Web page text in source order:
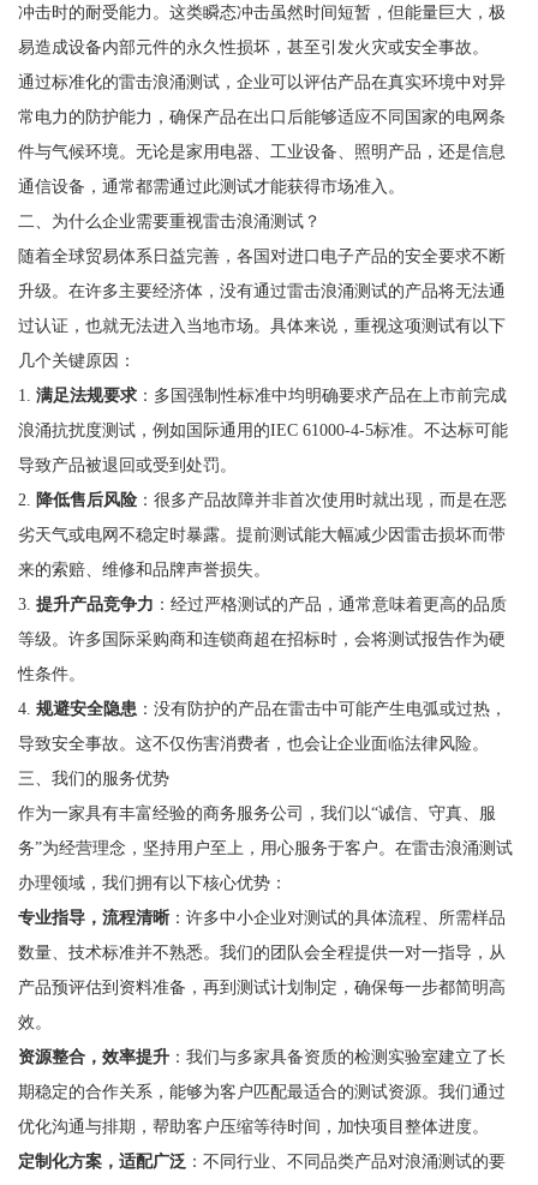
冲击时的耐受能力。这类瞬态冲击虽然时间短暂，但能量巨大，极
易造成设备内部元件的永久性损坏，甚至引发火灾或安全事故。
通过标准化的雷击浪涌测试，企业可以评估产品在真实环境中对异
常电力的防护能力，确保产品在出口后能够适应不同国家的电网条
件与气候环境。无论是家用电器、工业设备、照明产品，还是信息
通信设备，通常都需通过此测试才能获得市场准入。
二、为什么企业需要重视雷击浪涌测试？
随着全球贸易体系日益完善，各国对进口电子产品的安全要求不断
升级。在许多主要经济体，没有通过雷击浪涌测试的产品将无法通
过认证，也就无法进入当地市场。具体来说，重视这项测试有以下
几个关键原因：
1. 满足法规要求：多国强制性标准中均明确要求产品在上市前完成
浪涌抗扰度测试，例如国际通用的IEC 61000-4-5标准。不达标可能
导致产品被退回或受到处罚。
2.
降低售后风险：很多产品故障并非首次使用时就出现，而是在恶
劣天气或电网不稳定时暴露。提前测试能大幅减少因雷击损坏而带
来的索赔、维修和品牌声誉损失。
3. 提升产品竞争力 ：经过严格测试的产品，通常意味着更高的品质
等级。许多国际采购商和连锁商超在招标时，会将测试报告作为硬
性条件。
4. 规避安全隐患 ：没有防护的产品在雷击中可能产生电弧或过热，
导致安全事故。这不仅伤害消费者，也会让企业面临法律风险。
三、我们的服务优势
作为一家具有丰富经验的商务服务公司，我们以“诚信、守真、服
务”为经营理念，坚持用户至上，用心服务于客户。在雷击浪涌测试
办理领域，我们拥有以下核心优势：
专业指导，流程清晰：许多中小企业对测试的具体流程、所需样品
数量、技术标准并不熟悉。我们的团队会全程提供一对一指导，从
产品预评估到资料准备，再到测试计划制定，确保每一步都简明高
效。
资源整合，效率提升：我们与多家具备资质的检测实验室建立了长
期稳定的合作关系，能够为客户匹配最适合的测试资源。我们通过
优化沟通与排期，帮助客户压缩等待时间，加快项目整体进度。
定制化方案，适配广泛 ：不同行业、不同品类产品对浪涌测试的要